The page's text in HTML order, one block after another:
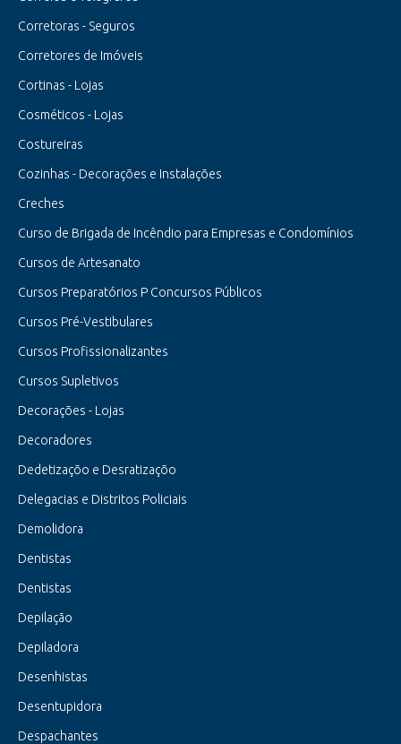
Corretoras - Seguros
Corretores de Imóveis
Cortinas - Lojas
Cosméticos - Lojas
Costureiras
Cozinhas - Decorações e Instalações
Creches
Curso de Brigada de Incêndio para Empresas e Condomínios
Cursos de Artesanato
Cursos Preparatórios P Concursos Públicos
Cursos Pré-Vestibulares
Cursos Profissionalizantes
Cursos Supletivos
Decorações - Lojas
Decoradores
Dedetizaçõo e Desratizaçõo
Delegacias e Distritos Policiais
Demolidora
Dentistas
Dentistas
Depilação
Depiladora
Desenhistas
Desentupidora
Despachantes